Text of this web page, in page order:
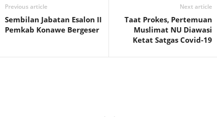
Previous article
Sembilan Jabatan Esalon II
Pemkab Konawe Bergeser
Next article
Taat Prokes, Pertemuan
Muslimat NU Diawasi
Ketat Satgas Covid-19